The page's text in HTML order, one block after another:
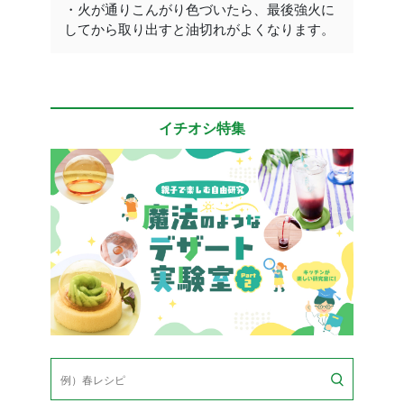
・火が通りこんがり色づいたら、最後強火に
してから取り出すと油切れがよくなります。
イチオシ特集
検
索